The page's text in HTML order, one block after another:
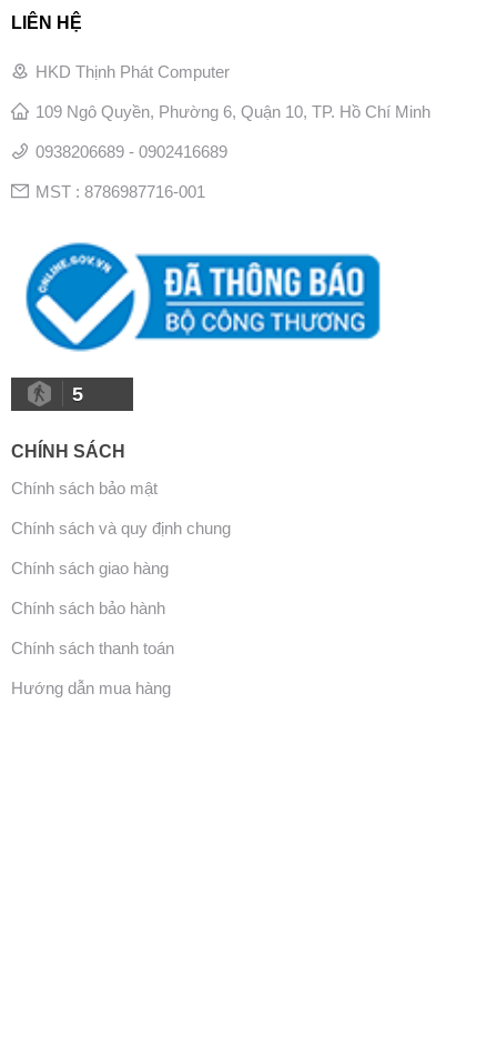
LIÊN HỆ
HKD Thịnh Phát Computer
109 Ngô Quyền, Phường 6, Quận 10, TP. Hồ Chí Minh
0938206689 - 0902416689
MST : 8786987716-001
5
CHÍNH SÁCH
Chính sách bảo mật
Chính sách và quy định chung
Chính sách giao hàng
Chính sách bảo hành
Chính sách thanh toán
Hướng dẫn mua hàng